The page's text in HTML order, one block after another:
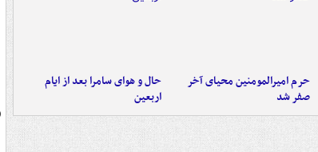
حرم امیرالمومنین محیای آخر
صفر شد
حال و هوای سامرا بعد از ایام
اربعین